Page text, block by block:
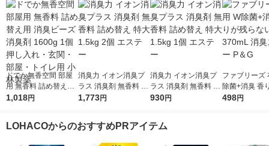
ドでか無香空間 部屋
用 無香料 詰め替え用
消臭ビーズ 消臭剤 16
小林製薬
1,018円
消臭力 イオン消臭プ
ラス 消臭剤 無香料 詰
め替え 特大 1.5kg 2個
1,773円
消臭力 イオン消臭プ
ラス 消臭剤 無香料 詰
め替え 特大 1.5kg 1個
930円
ファブリーズ
除菌+消臭 香
ない 本体
498円
LOHACOからのおすすめPRアイテム